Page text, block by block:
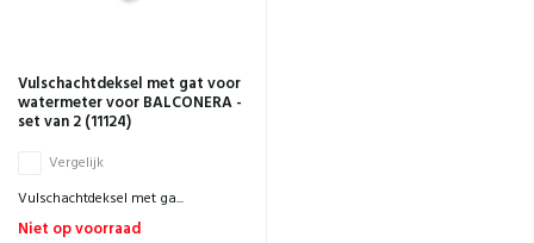
Vulschachtdeksel met gat voor
watermeter voor BALCONERA -
set van 2 (11124)
Vergelijk
Vulschachtdeksel met ga...
Niet op voorraad